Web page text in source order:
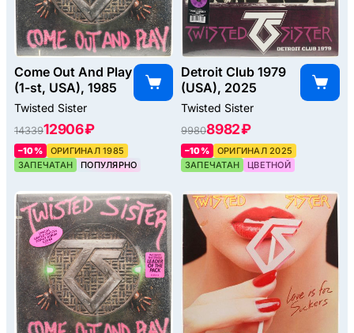
Come Out And Play
(1-st, USA), 1985
Twisted Sister
1433912906 ₽
–10%
ОРИГИНАЛ 1985
ЗАПЕЧАТАН
ПОПУЛЯРНО
Detroit Club 1979
(USA), 2025
Twisted Sister
99808982 ₽
–10%
ОРИГИНАЛ 2025
ЗАПЕЧАТАН
ЦВЕТНОЙ